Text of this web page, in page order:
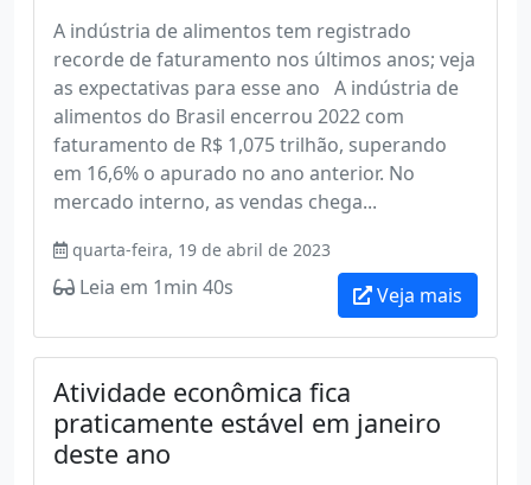
A indústria de alimentos tem registrado
recorde de faturamento nos últimos anos; veja
as expectativas para esse ano A indústria de
alimentos do Brasil encerrou 2022 com
faturamento de R$ 1,075 trilhão, superando
em 16,6% o apurado no ano anterior. No
mercado interno, as vendas chega...
quarta-feira, 19 de abril de 2023
Leia em 1min 40s Veja mais
Atividade econômica fica
praticamente estável em janeiro
deste ano